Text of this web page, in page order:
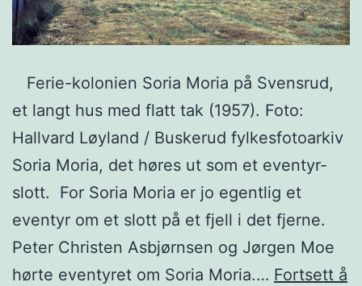
Ferie-kolonien Soria Moria på Svensrud,
et langt hus med flatt tak (1957). Foto:
Hallvard Løyland / Buskerud fylkesfotoarkiv
Soria Moria, det høres ut som et eventyr-
slott. For Soria Moria er jo egentlig et
eventyr om et slott på et fjell i det fjerne.
Peter Christen Asbjørnsen og Jørgen Moe
hørte eventyret om Soria Moria.… Fortsett å